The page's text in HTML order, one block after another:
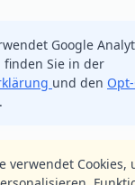
Google
Sie in der
und den
.
verwendet